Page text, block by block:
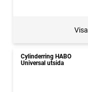
Visa
Cylinderring HABO
Universal utsida